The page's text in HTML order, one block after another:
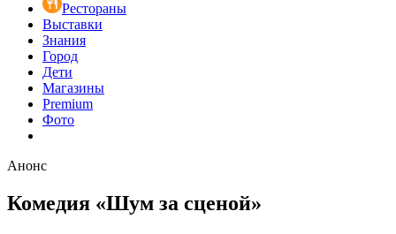
Рестораны
Выставки
Знания
Город
Дети
Магазины
Premium
Фото
Анонс
Комедия «Шум за сценой»